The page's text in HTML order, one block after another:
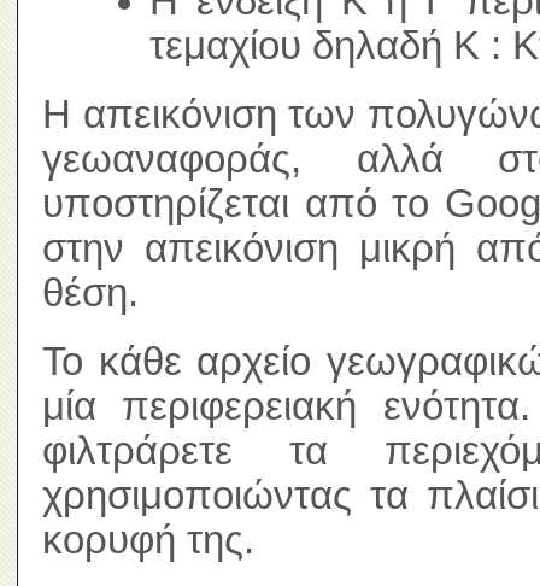
τεμαχίου δηλαδή Κ :
Η απεικόνιση των
γεωαναφοράς, αλλά
υποστηρίζεται από το
στην απεικόνιση μικρή
θέση.
Το κάθε αρχείο
μία περιφερειακή
φιλτράρετε τα
χρησιμοποιώντας τα
κορυφή της.